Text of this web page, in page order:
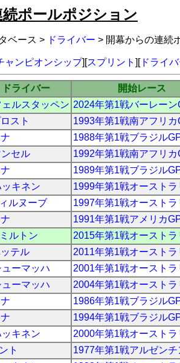
ポールポジション
ベース > ドライバー > 開幕からの連続
ャンピオンシップ][スプリント ][ドライ
ドライバー
開始レース
ェルスタッペン 2024年第1戦バーレーン
スト
1993年第1戦南アフリカ
1988年第1戦ブラジル
ンセル
1992年第1戦南アフリカ
1989年第1戦ブラジル
ッキネン
1999年第1戦オーストラ
ルヌーブ
1997年第1戦オーストラ
1991年第1戦アメリカ
ルトン
2015年第1戦オーストラ
テル
2011年第1戦オーストラ
ューマッハ
2001年第1戦オーストラ
ューマッハ
2004年第1戦オーストラ
1986年第1戦ブラジル
1994年第1戦ブラジル
ッキネン
2000年第1戦オーストラ
ト
1977年第1戦アルゼンチ